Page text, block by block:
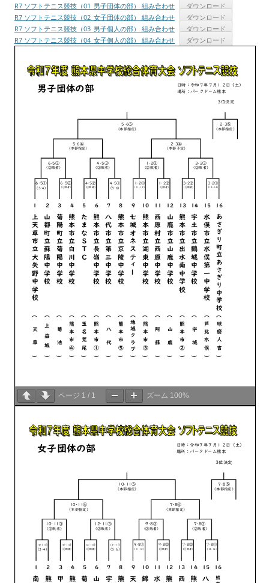
R7 ソフトテニス競技（01_男子団体の部） 組み合わせ
ダウンロード
R7 ソフトテニス競技（02_女子団体の部） 組み合わせ
ダウンロード
R7 ソフトテニス競技（03_男子個人の部） 組み合わせ
ダウンロード
R7 ソフトテニス競技（04_女子個人の部） 組み合わせ
ダウンロード
ページ 1 / 1 ズーム 100%